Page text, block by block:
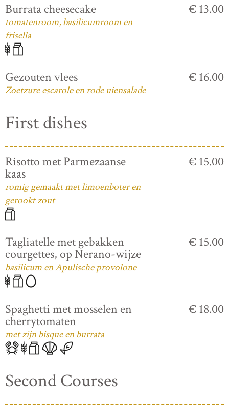
Burrata cheesecake
tomatenroom, basilicumroom en
frisella
€ 13.00
Gezouten vlees
Zoetzure escarole en rode uiensalade
€ 16.00
First dishes
Risotto met Parmezaanse
kaas
romig gemaakt met limoenboter en
gerookt zout
€ 15.00
Tagliatelle met gebakken
courgettes, op Nerano-wijze
basilicum en Apulische provolone
€ 15.00
Spaghetti met mosselen en
cherrytomaten
met zijn bisque en burrata
€ 18.00
Second Courses